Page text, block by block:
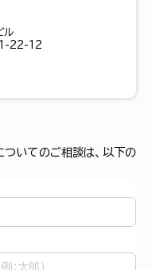
ル
1-22-12
ついてのご相談は、以下の